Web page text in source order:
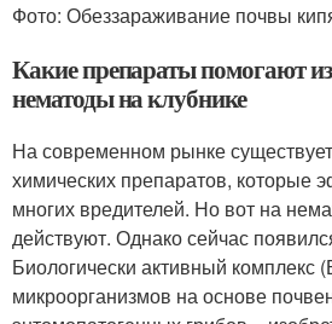
Фото: Обеззараживание почвы
Какие препараты помогают
нематоды на клубнике
На современном рынке
химических препаратов, которые
многих вредителей. Но вот на
действуют. Однако сейчас
Биологически активный комплекс
микроорганизмов на основе